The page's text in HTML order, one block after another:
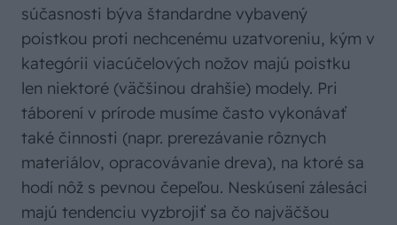
súčasnosti býva štandardne vybavený
poistkou proti nechcenému uzatvoreniu, kým v
kategórii viacúčelových nožov majú poistku
len niektoré (väčšinou drahšie) modely. Pri
táborení v prírode musíme často vykonávať
také činnosti (napr. prerezávanie rôznych
materiálov, opracovávanie dreva), na ktoré sa
hodí nôž s pevnou čepeľou. Neskúsení zálesáci
majú tendenciu vyzbrojiť sa čo najväčšou